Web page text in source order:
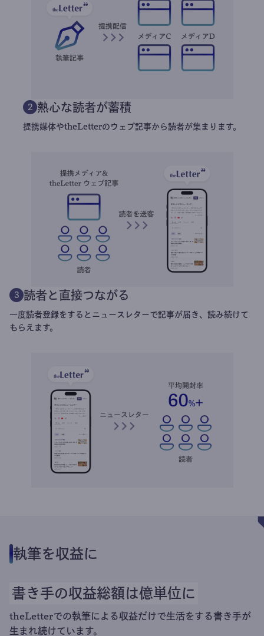
2 熱心な読者が蓄積
提携媒体やtheLetterのウェブ記事から読者が集まります。
3 読者と直接つながる
一度読者登録をするとニュースレターで記事が届き、読み続けて
もらえます。
執筆を収益に
書き手の収益総額は億単位に
theLetterでの執筆による収益だけで生活をする書き手が
生まれ続けています。